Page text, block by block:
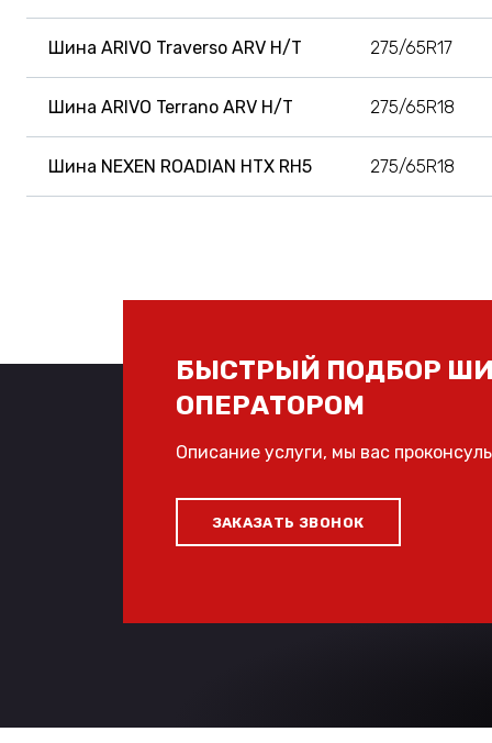
Шина ARIVO Traverso ARV H/T 275/65R17
Шина ARIVO Terrano ARV H/T 275/65R18
Шина NEXEN ROADIAN HTX RH5 275/65R18
БЫСТРЫЙ ПОДБОР
ОПЕРАТОРОМ
Описание услуги, мы вас
ЗАКАЗАТЬ ЗВОНОК